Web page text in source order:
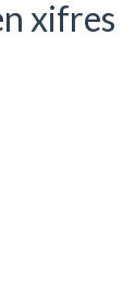
xifres